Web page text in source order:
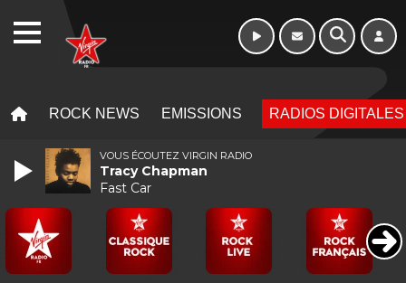
ROCK NEWS EMISSIONS RADIOS DIGITALES
VOUS ÉCOUTEZ VIRGIN RADIO
Tracy Chapman
Fast Car
WEBRADIO 10h - 13h